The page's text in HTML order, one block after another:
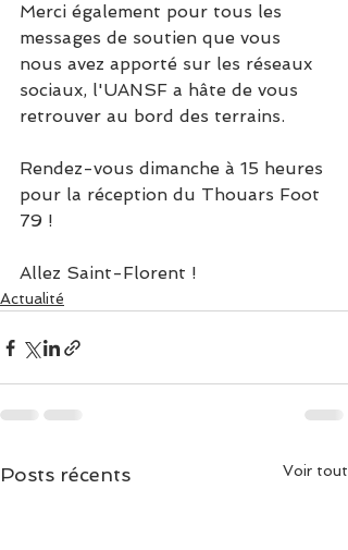
Merci également pour tous les
messages de soutien que vous
nous avez apporté sur les réseaux
sociaux, l'UANSF a hâte de vous
retrouver au bord des terrains.
Rendez-vous dimanche à 15 heures
pour la réception du Thouars Foot
79 !
Allez Saint-Florent !
Actualité
Posts récents Voir tout